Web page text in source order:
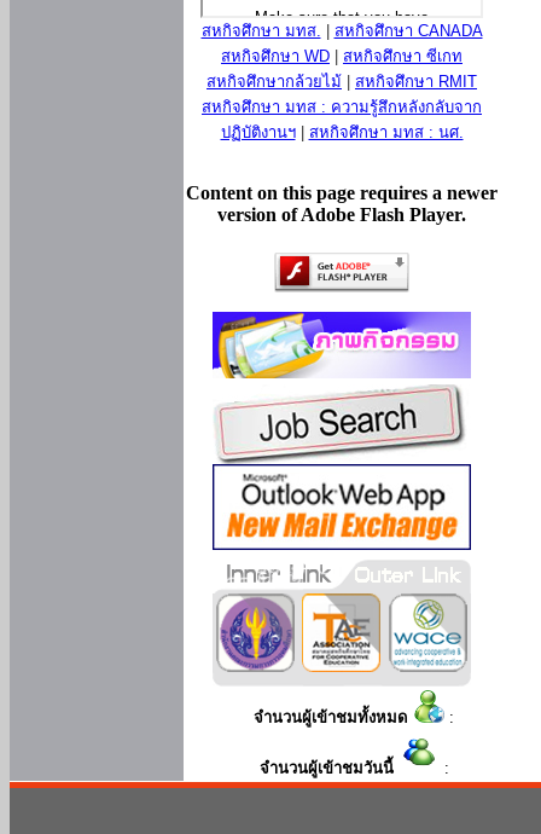
สหกิจศึกษา มทส.
สหกิจศึกษา CANADA
สหกิจศึกษา WD
สหกิจศึกษา ซีเกท
สหกิจศึกษากล้วยไม้
สหกิจศึกษา RMIT
สหกิจศึกษา มทส : ความรู้สึกหลังกลับจาก
ปฏิบัติงานฯ| สหกิจศึกษา มทส : นศ.
Content on this page requires a newer
version of Adobe Flash Player.
จำนวนผู้เข้าชมทั้งหมด :
จำนวนผู้เข้าชมวันนี้ :